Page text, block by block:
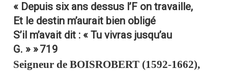
« Depuis six ans dessus l’F on travaille,
Et le destin m’aurait bien obligé
S’il m’avait dit : « Tu vivras jusqu’au
G. » »719
Seigneur deBOISROBERT (1592-1662),